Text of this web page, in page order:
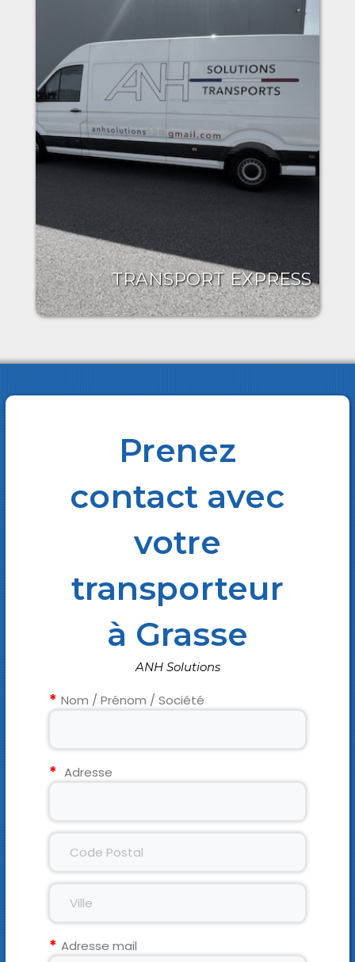
TRANSPORT EXPRESS
Prenez
contact avec
votre
transporteur
à Grasse
ANH Solutions
Nom / Prénom / Société
Adresse
Adresse mail